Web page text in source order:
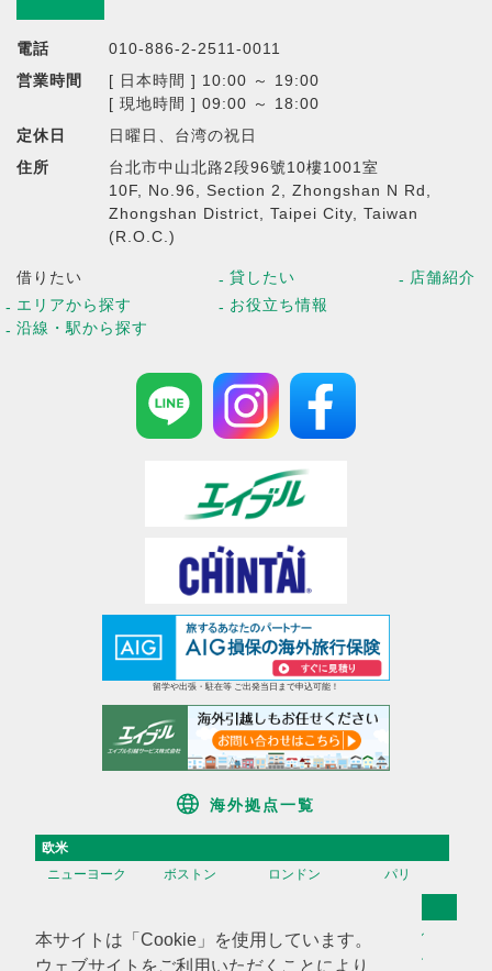
本サイトは「Cookie」を使用しています。
ウェブサイトをご利用いただくことにより
電話
010-886-2-2511-0011
営業時間
[ 日本時間 ] 10:00 ～ 19:00
[ 現地時間 ] 09:00 ～ 18:00
定休日
日曜日、台湾の祝日
住所
台北市中山北路2段96號10樓1001室
10F, No.96, Section 2, Zhongshan N Rd,
Zhongshan District, Taipei City, Taiwan
(R.O.C.)
借りたい
エリアから探す
沿線・駅から探す
貸したい
お役立ち情報
店舗紹介
留学や出張・駐在等 ご出発当日まで申込可能！
海外拠点一覧
欧米
ニューヨーク
ボストン ロンドン パリ
香港
台湾 高雄
ソウル
天津
上海 蘇州 深セン